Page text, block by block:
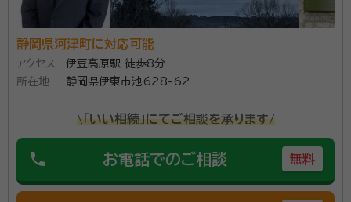
静岡県河津町に対応可能
アクセス
伊豆高原駅 徒歩8分
所在地
静岡県伊東市池628-62
\「いい相続」にてご相談を承ります/
phone お電話でのご相談 無料